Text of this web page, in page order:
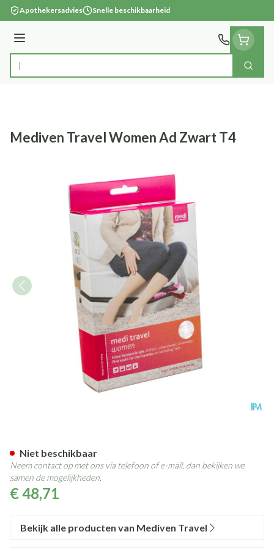
Ga naar de inhoud
Apothekersadvies Snelle beschikbaarheid
Menu
Product, merk, categorie... Zoek
Mediven Travel Women Ad Zwart T4
€ 48,71
Niet beschikbaar
Neem contact op met ons via telefoon of e-mail, dan bekijken we
samen de mogelijkheden.
Bekijk alle producten van Mediven Travel